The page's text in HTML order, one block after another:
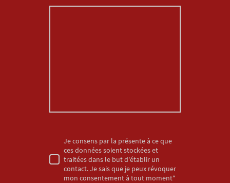
Je consens par la présente à ce que
ces données soient stockées et
traitées dans le but d'établir un
contact. Je sais que je peux révoquer
mon consentement à tout moment*